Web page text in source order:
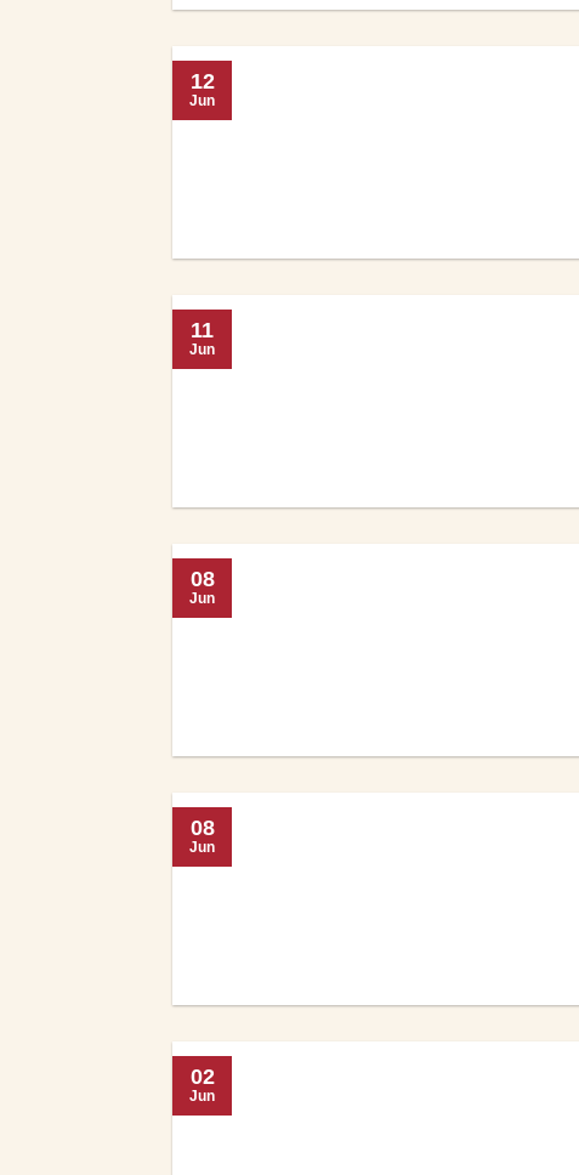
12
Jun
11
Jun
08
Jun
08
Jun
02
Jun